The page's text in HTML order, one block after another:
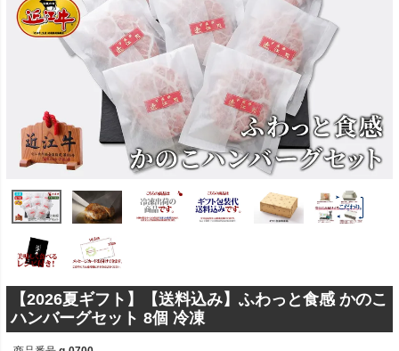
【2026夏ギフト】【送料込み】ふわっと食感 かのこ
ハンバーグセット 8個 冷凍